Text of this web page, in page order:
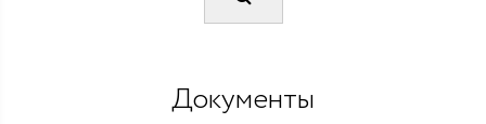
Документы